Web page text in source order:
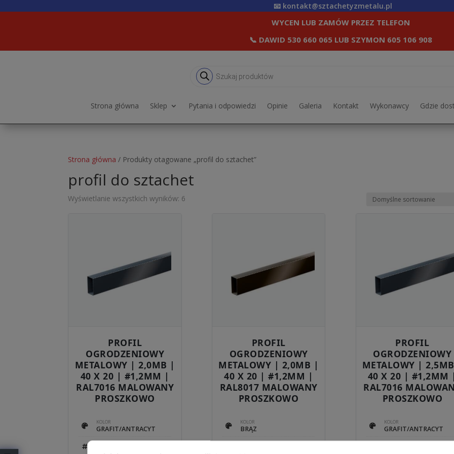
📧 kontakt@sztachetyzmetalu.pl
WYCEN LUB ZAMÓW PRZEZ TELEFON
📞 DAWID 530 660 065LUB SZYMON 605 106 908
Wyszukiwarka
produktów
Strona główna Sklep Pytania i odpowiedzi Opinie Galeria Kontakt Wykonawcy Gdzie
Strona główna / Produkty otagowane „profil do sztachet”
profil do sztachet
Wyświetlanie wszystkich wyników: 6
PROFIL
OGRODZENIOWY
METALOWY | 2,0MB |
40 X 20 | #1,2MM |
RAL7016 MALOWANY
PROSZKOWO
KOLOR
GRAFIT/ANTRACYT
RAL
PROFIL
OGRODZENIOWY
METALOWY | 2,0MB |
40 X 20 | #1,2MM |
RAL8017 MALOWANY
PROSZKOWO
KOLOR
BRĄZ
RAL
PROFIL
OGRODZENIOWY
METALOWY |
40 X 20 | #1,2MM |
RAL7016
PROSZKOWO
KOLOR
GRAFIT/ANTRACYT
RAL